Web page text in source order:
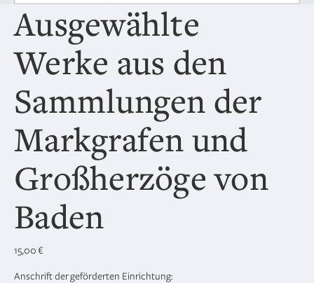
Ausgewählte
Werke aus den
Sammlungen der
Markgrafen und
Großherzöge von
Baden
15,00€
Anschrift der geförderten Einrichtung: